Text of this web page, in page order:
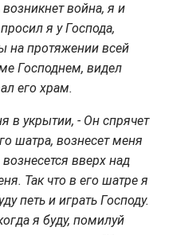
война, я и
я у Господа,
на протяжении всей
Господнем, видел
его храм.
в укрытии, - Он спрячет
шатра, вознесет меня
вверх над
Так что в его шатре я
петь и играть Господу.
я буду, помилуй